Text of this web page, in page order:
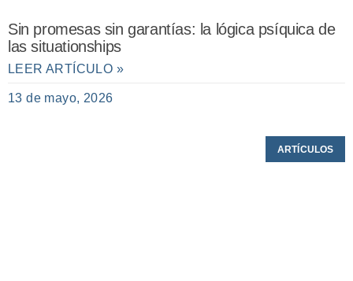
Sin promesas sin garantías: la lógica psíquica de
las situationships
LEER ARTÍCULO »
13 de mayo, 2026
ARTÍCULOS